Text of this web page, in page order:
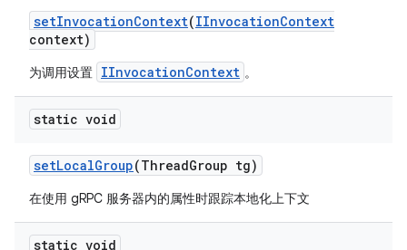
setInvocationContext(IInvocationContext
context)
为调用设置 IInvocationContext 。
static void
setLocalGroup(ThreadGroup tg)
在使用 gRPC 服务器内的属性时跟踪本地化上下文
static void